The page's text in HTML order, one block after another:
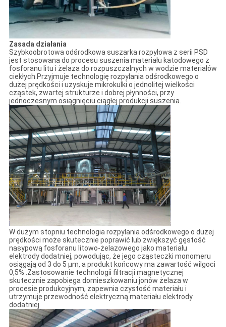
Zasada działania
Szybkoobrotowa odśrodkowa suszarka rozpyłowa z serii PSD
jest stosowana do procesu suszenia materiału katodowego z
fosforanu litu i żelaza do rozpuszczalnych w wodzie materiałów
ciekłych.Przyjmuje technologię rozpylania odśrodkowego o
dużej prędkości i uzyskuje mikrokulki o jednolitej wielkości
cząstek, zwartej strukturze i dobrej płynności, przy
jednoczesnym osiągnięciu ciągłej produkcji suszenia.
W dużym stopniu technologia rozpylania odśrodkowego o dużej
prędkości może skutecznie poprawić lub zwiększyć gęstość
nasypową fosforanu litowo-żelazowego jako materiału
elektrody dodatniej, powodując, że jego cząsteczki monomeru
osiągają od 3 do 5 μm, a produkt końcowy ma zawartość wilgoci
0,5% .Zastosowanie technologii filtracji magnetycznej
skutecznie zapobiega domieszkowaniu jonów żelaza w
procesie produkcyjnym, zapewnia czystość materiału i
utrzymuje przewodność elektryczną materiału elektrody
dodatniej.